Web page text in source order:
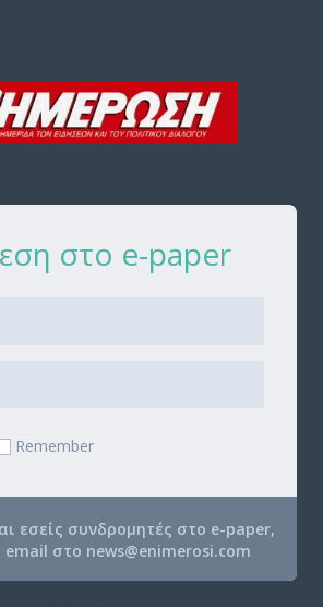
στο e-paper
Remember
εσείς συνδρομητές στο e-paper,
email στο news@enimerosi.com